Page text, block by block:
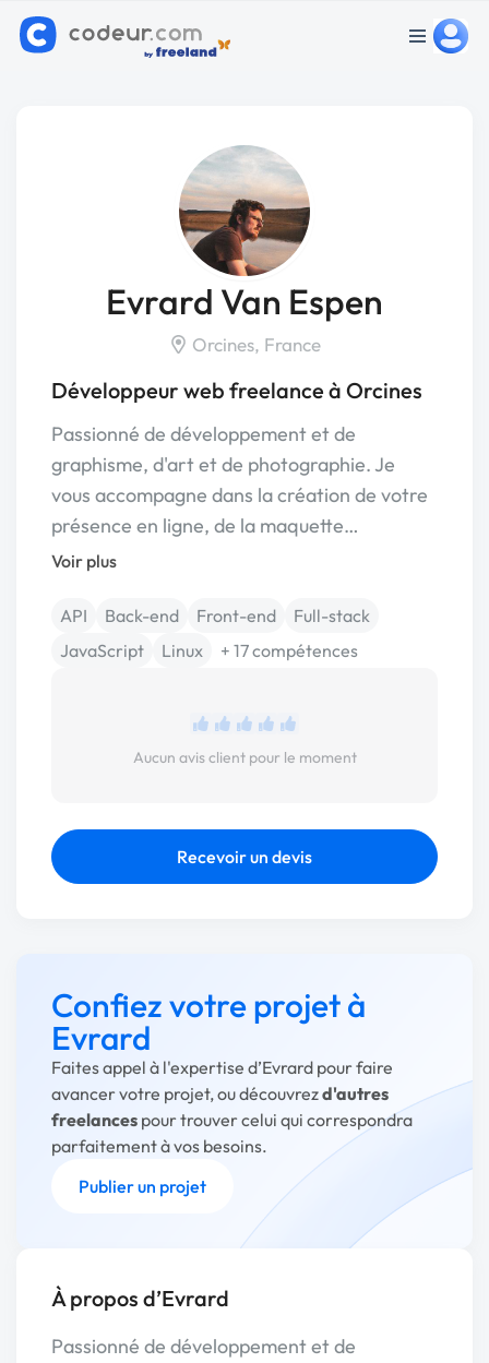
Evrard Van Espen
Orcines, France
Développeur web freelance à Orcines
Passionné de développement et de
graphisme, d'art et de photographie. Je
vous accompagne dans la création de votre
présence en ligne, de la maquette…
Voir plus
API Back-end Front-end
Full-stack
JavaScript
Linux + 17 compétences
Aucun avis client pour le moment
Recevoir un devis
Confiez votre projet à
Evrard
Faites appel à l'expertise d’Evrard pour faire
avancer votre projet, ou découvrezd'autres
freelances pour trouver celui qui correspondra
parfaitement à vos besoins.
Publier un projet
À propos d’Evrard
Passionné de développement et de